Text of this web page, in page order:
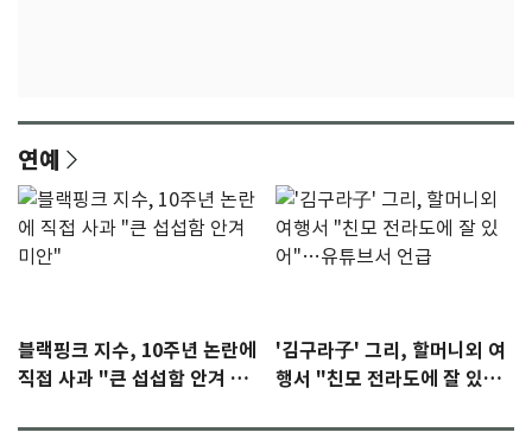
연예
블랙핑크 지수, 10주년 논란에
직접 사과 "큰 섭섭함 안겨 미
'김구라子' 그리, 할머니외 여
행서 "친모 전라도에 잘 있